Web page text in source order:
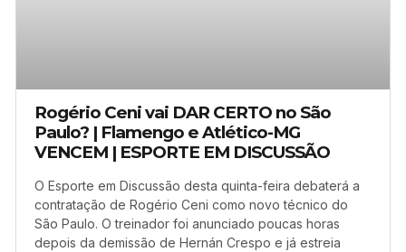
Rogério Ceni vai DAR CERTO no São
Paulo? | Flamengo e Atlético-MG
VENCEM | ESPORTE EM DISCUSSÃO
O Esporte em Discussão desta quinta-feira debaterá a
contratação de Rogério Ceni como novo técnico do
São Paulo. O treinador foi anunciado poucas horas
depois da demissão de Hernán Crespo e já estreia